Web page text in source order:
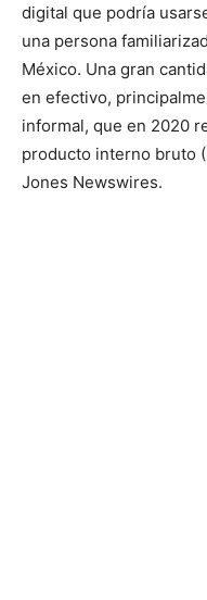
digital que podría
una persona
México. Una gran
en efectivo,
informal, que en 2020
producto interno bruto
Jones Newswires.